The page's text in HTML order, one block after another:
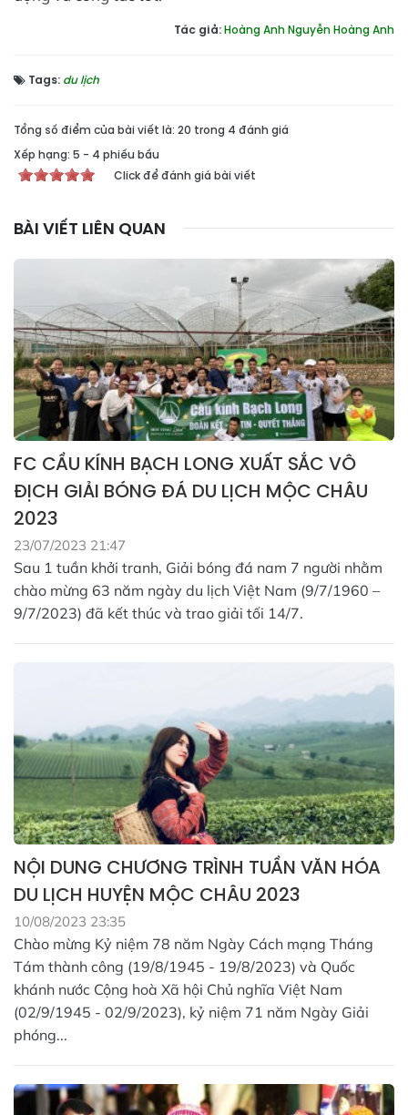
Tác giả:Hoàng Anh Nguyễn Hoàng Anh
Tags: du lịch
Tổng số điểm của bài viết là: 20 trong 4 đánh giá
Xếp hạng: 5 - 4 phiếu bầu
Click để đánh giá bài viết
BÀI VIẾT LIÊN QUAN
FC CẦU KÍNH BẠCH LONG XUẤT SẮC VÔ
ĐỊCH GIẢI BÓNG ĐÁ DU LỊCH MỘC CHÂU
2023
23/07/2023 21:47
Sau 1 tuần khởi tranh, Giải bóng đá nam 7 người nhằm
chào mừng 63 năm ngày du lịch Việt Nam (9/7/1960 –
9/7/2023) đã kết thúc và trao giải tối 14/7.
NỘI DUNG CHƯƠNG TRÌNH TUẦN VĂN HÓA
DU LỊCH HUYỆN MỘC CHÂU 2023
10/08/2023 23:35
Chào mừng Kỷ niệm 78 năm Ngày Cách mạng Tháng
Tám thành công (19/8/1945 - 19/8/2023) và Quốc
khánh nước Cộng hoà Xã hội Chủ nghĩa Việt Nam
(02/9/1945 - 02/9/2023), kỷ niệm 71 năm Ngày Giải
phóng...